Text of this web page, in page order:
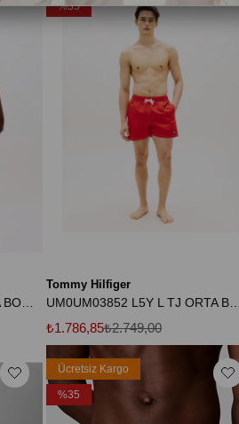
UM0UM03748 DW5 XL ORTA BOY İPLİ KAPAMALI CEPLİ
Tommy Hilfiger
UM0UM03852 L5Y L TJ ORTA BOY İPLİ KAPSAKLAR
₺1.786,85₺2.749,00
%35
Ücretsiz Kargo
%35